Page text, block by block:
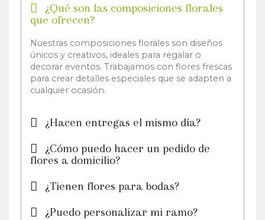
¿Qué son las composiciones florales
que ofrecen?
Nuestras composiciones florales son diseños
únicos y creativos, ideales para regalar o
decorar eventos. Trabajamos con flores frescas
para crear detalles especiales que se adapten a
cualquier ocasión.
¿Hacen entregas el mismo día?
¿Cómo puedo hacer un pedido de
flores a domicilio?
¿Tienen flores para bodas?
¿Puedo personalizar mi ramo?